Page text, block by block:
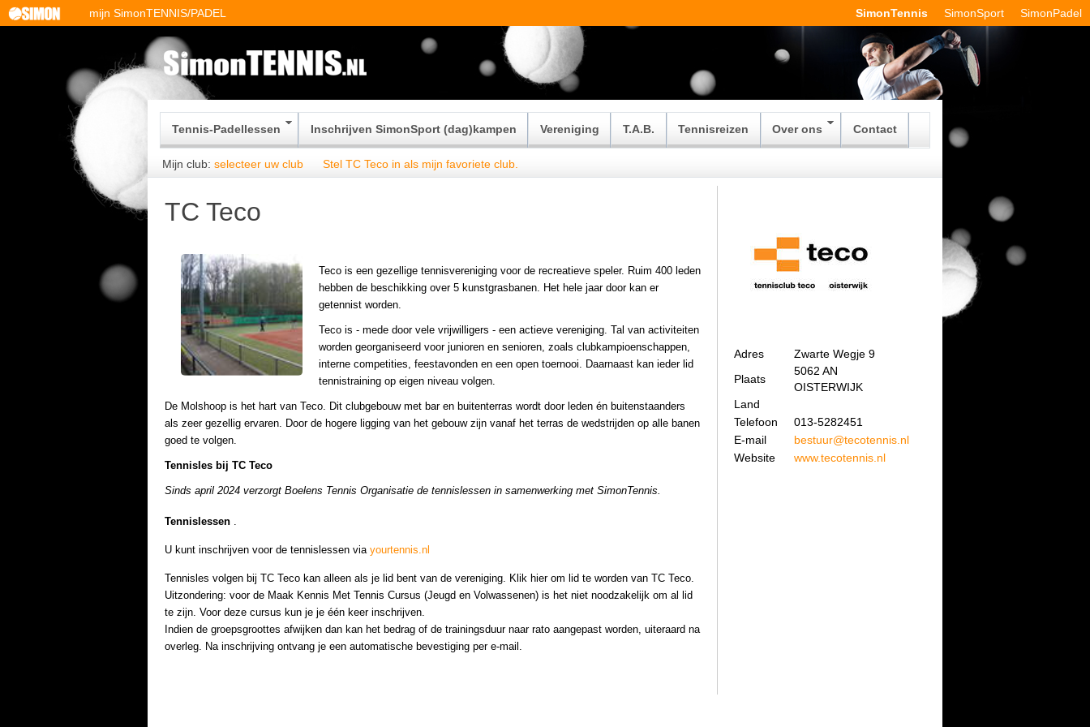
mijn SimonTENNIS/PADEL SimonTennis SimonSport SimonPadel
Tennis-Padellessen Inschrijven SimonSport (dag)kampen Vereniging T.A.B. Tennisreizen Over ons Contact
Mijn club: selecteer uw club Stel TC Teco in als mijn favoriete club.
TC Teco
Teco is een gezellige tennisvereniging voor de recreatieve speler. Ruim 400 leden
hebben de beschikking over 5 kunstgrasbanen. Het hele jaar door kan er
getennist worden.
Teco is - mede door vele vrijwilligers - een actieve vereniging. Tal van activiteiten
worden georganiseerd voor junioren en senioren, zoals clubkampioenschappen,
interne competities, feestavonden en een open toernooi. Daarnaast kan ieder lid
tennistraining op eigen niveau volgen.
De Molshoop is het hart van Teco. Dit clubgebouw met bar en buitenterras wordt door leden én buitenstaanders
als zeer gezellig ervaren. Door de hogere ligging van het gebouw zijn vanaf het terras de wedstrijden op alle banen
goed te volgen.
Tennisles bij TC Teco
Sinds april 2024 verzorgt Boelens Tennis Organisatie de tennislessen in samenwerking met SimonTennis.
Tennislessen
U kunt inschrijven voor de tennislessen via yourtennis.nl
Tennisles volgen bij TC Teco kan alleen als je lid bent van de vereniging. Klik hierom lid te worden van TC Teco.
Uitzondering: voor de Maak Kennis Met Tennis Cursus (Jeugd en Volwassenen) is het niet noodzakelijk om al lid
te zijn. Voor deze cursus kun je je één keer inschrijven.
Indien de groepsgroottes afwijken dan kan het bedrag of de trainingsduur naar rato aangepast worden, uiteraard na
overleg.
Na inschrijving ontvang je een automatische bevestiging per e-mail.
Adres
Zwarte Wegje 9
Plaats
5062 AN
OISTERWIJK
Land
Telefoon
013-5282451
E-mail
bestuur@tecotennis.nl
Website
www.tecotennis.nl